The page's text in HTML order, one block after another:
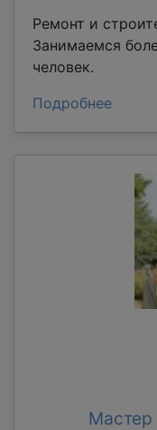
Ремонт и
Занимаемся
человек.
Подробнее
Мастер